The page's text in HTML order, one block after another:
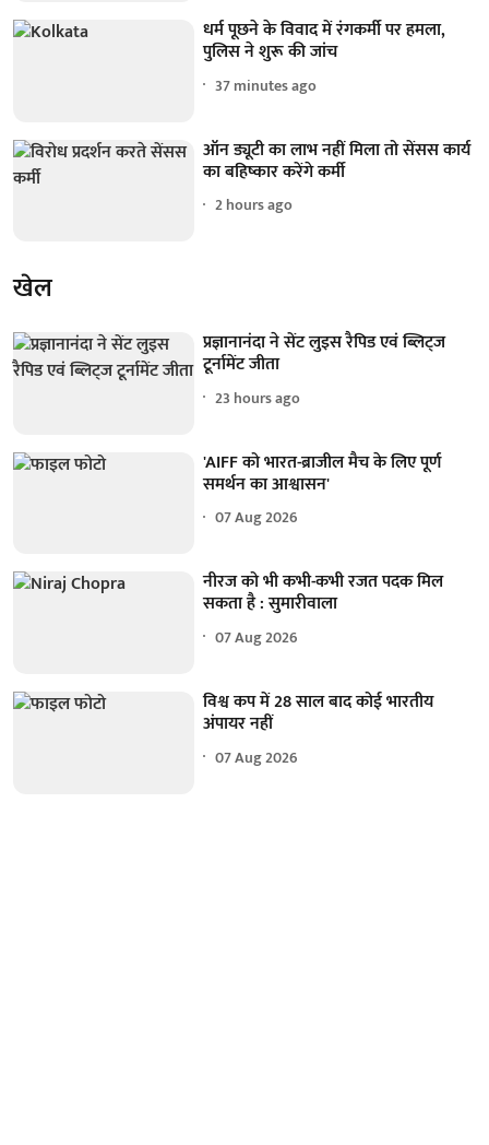
धर्म पूछने के विवाद में रंगकर्मी पर हमला,
पुलिस ने शुरू की जांच
37 minutes ago
ऑन ड्यूटी का लाभ नहीं मिला तो सेंसस कार्य
का बहिष्कार करेंगे कर्मी
2 hours ago
खेल
प्रज्ञानानंदा ने सेंट लुइस रैपिड एवं ब्लिट्ज
टूर्नामेंट जीता
23 hours ago
'AIFF को भारत-ब्राजील मैच के लिए पूर्ण
समर्थन का आश्वासन'
07 Aug 2026
नीरज को भी कभी-कभी रजत पदक मिल
सकता है : सुमारीवाला
07 Aug 2026
विश्व कप में 28 साल बाद कोई भारतीय
अंपायर नहीं
07 Aug 2026